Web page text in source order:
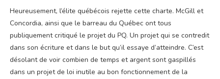
Heureusement, l’élite québécois rejette cette charte. McGill et
Concordia, ainsi que le barreau du Québec ont tous
publiquement critiqué le projet du PQ. Un projet qui se contredit
dans son écriture et dans le but qu’il essaye d’atteindre. C’est
désolant de voir combien de temps et argent sont gaspillés
dans un projet de loi inutile au bon fonctionnement de la